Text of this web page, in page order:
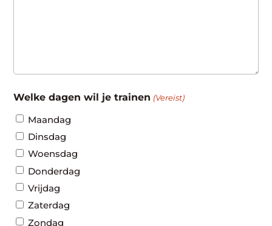
Welke dagen wil je trainen (Vereist)
Maandag
Dinsdag
Woensdag
Donderdag
Vrijdag
Zaterdag
Zondag